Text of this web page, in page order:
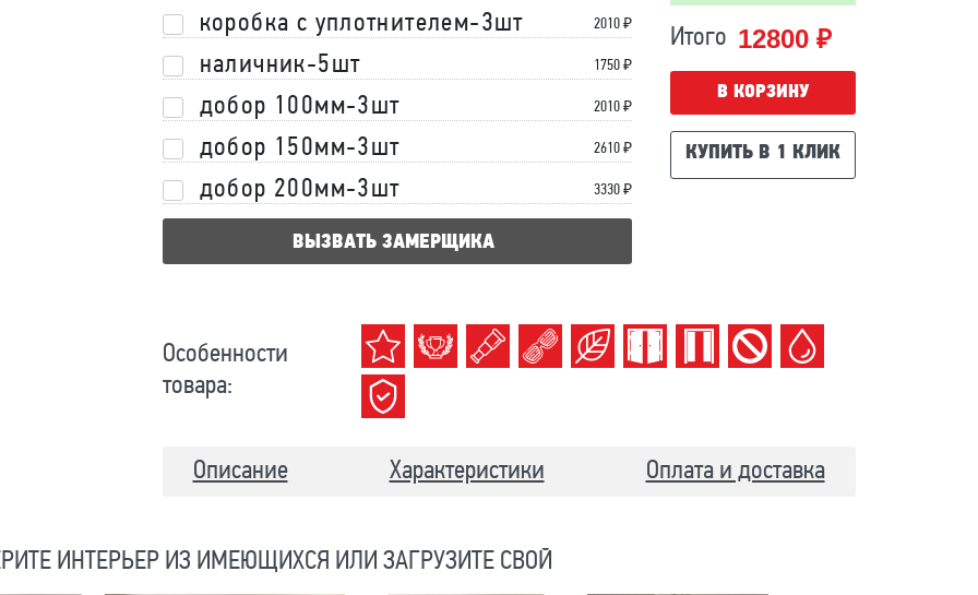
коробка с уплотнителем-3шт 2010 ₽
наличник-5шт 1750 ₽
добор 100мм-3шт 2010 ₽
добор 150мм-3шт 2610 ₽
добор 200мм-3шт 3330 ₽
ВЫЗВАТЬ ЗАМЕРЩИКА
Итого 12800 ₽
В КОРЗИНУ
КУПИТЬ В 1 КЛИК
Особенности
товара:
Описание Характеристики Оплата и доставка
ИНТЕРЬЕР ИЗ ИМЕЮЩИХСЯ ИЛИ ЗАГРУЗИТЕ СВОЙ